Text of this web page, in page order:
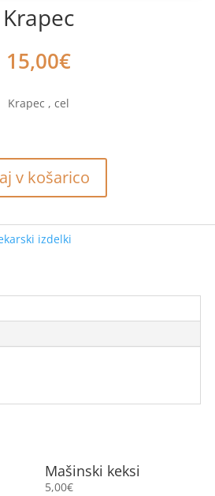
Krapec
15,00€
Krapec , cel
v košarico
izdelki
Mašinski keksi
5,00€